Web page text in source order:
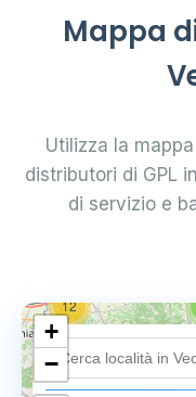
Mappa
Utilizza la
distributori di GPL
di servizio e
12
+
−